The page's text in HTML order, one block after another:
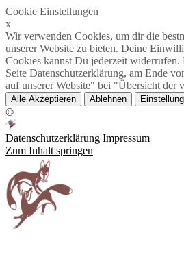
Cookie Einstellungen
x
Wir verwenden Cookies, um dir die
unserer Website zu bieten. Deine
Cookies kannst Du jederzeit widerrufen.
Seite Datenschutzerklärung, am Ende
auf unserer Website" bei "Übersicht der
Alle Akzeptieren Ablehnen
©
Datenschutzerklärung Impressum
Zum Inhalt springen